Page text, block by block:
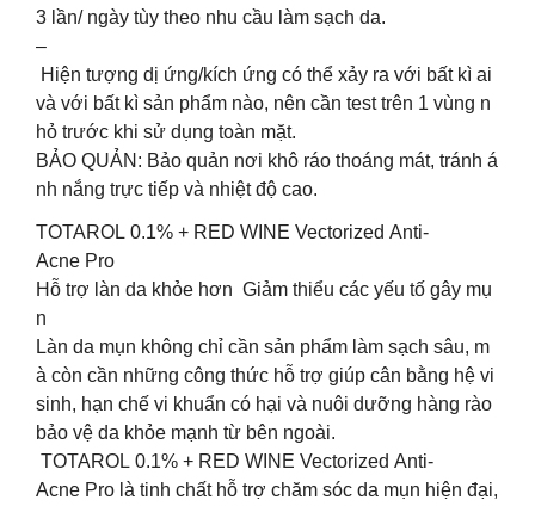
3 lần/ ngày tùy theo nhu cầu làm sạch da.
–
Hiện tượng dị ứng/kích ứng có thể xảy ra với bất kì ai
và với bất kì sản phẩm nào, nên cần test trên 1 vùng n
hỏ trước khi sử dụng toàn mặt.
️BẢO QUẢN: Bảo quản nơi khô ráo thoáng mát, tránh á
nh nắng trực tiếp và nhiệt độ cao.
TOTAROL 0.1% + RED WINE Vectorized Anti-
Acne Pro
Hỗ trợ làn da khỏe hơn Giảm thiểu các yếu tố gây mụ
n
Làn da mụn không chỉ cần sản phẩm làm sạch sâu, m
à còn cần những công thức hỗ trợ giúp cân bằng hệ vi
sinh, hạn chế vi khuẩn có hại và nuôi dưỡng hàng rào
bảo vệ da khỏe mạnh từ bên ngoài.
️ TOTAROL 0.1% + RED WINE Vectorized Anti-
Acne Pro là tinh chất hỗ trợ chăm sóc da mụn hiện đại,